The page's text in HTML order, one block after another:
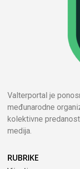
Valterportal je
međunarodne
kolektivne
medija.
RUBRIKE